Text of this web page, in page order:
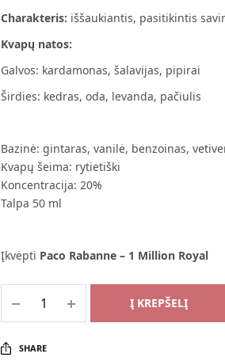
Charakteris: iššaukiantis, pasitikintis
Kvapų natos:
Galvos: kardamonas, šalavijas, pipirai
Širdies: kedras, oda, levanda, pačiulis
Bazinė: gintaras, vanilė, benzoinas,
Kvapų šeima: rytietiški
Koncentracija: 20%
Talpa 50 ml
Įkvėpti Paco Rabanne – 1 Million Royal
Į KREPŠELĮ
SHARE